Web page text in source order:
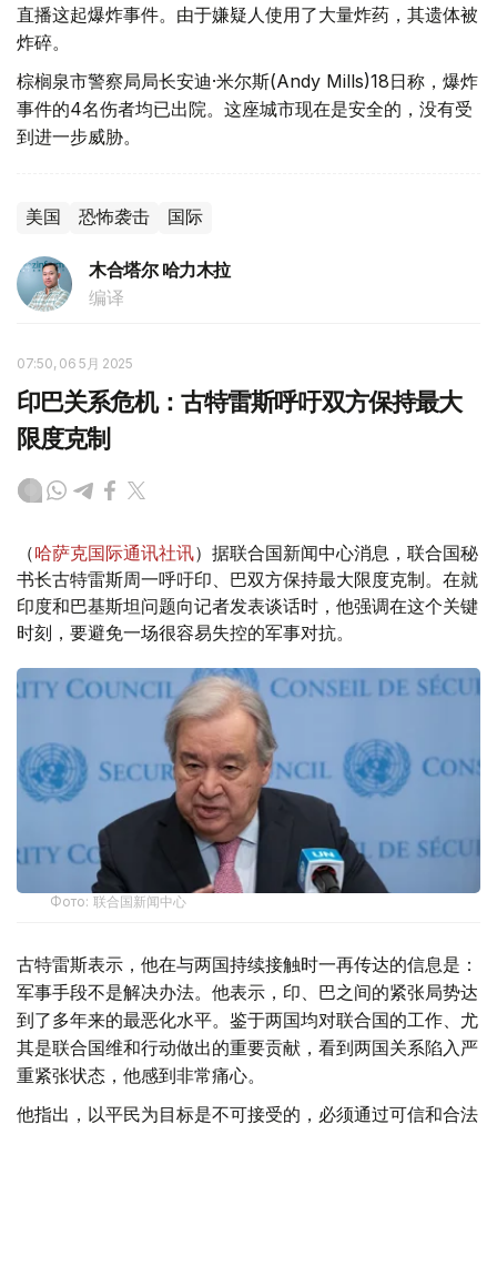
直播这起爆炸事件。由于嫌疑人使用了大量炸药，其遗体被
炸碎。
棕榈泉市警察局局长安迪·米尔斯(Andy Mills)18日称，爆炸
事件的4名伤者均已出院。这座城市现在是安全的，没有受
到进一步威胁。
美国 恐怖袭击 国际
木合塔尔 哈力木拉
编译
07:50, 06 5月 2025
印巴关系危机：古特雷斯呼吁双方保持最大
限度克制
（哈萨克国际通讯社讯）据联合国新闻中心消息，联合国秘
书长古特雷斯周一呼吁印、巴双方保持最大限度克制。在就
印度和巴基斯坦问题向记者发表谈话时，他强调在这个关键
时刻，要避免一场很容易失控的军事对抗。
Фото: 联合国新闻中心
古特雷斯表示，他在与两国持续接触时一再传达的信息是：
军事手段不是解决办法。他表示，印、巴之间的紧张局势达
到了多年来的最恶化水平。鉴于两国均对联合国的工作、尤
其是联合国维和行动做出的重要贡献，看到两国关系陷入严
重紧张状态，他感到非常痛心。
他指出，以平民为目标是不可接受的，必须通过可信和合法